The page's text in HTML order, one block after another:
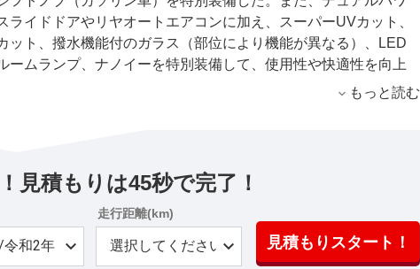
ライドドアやリヤオートエアコンに加え、スーパーUVカット、
ット、撥水機能付のガラス（部位により機能が異なる）、LED
ームランプ、ナノイーを特別装備して、使用性や快適性を向上
もっと読む
見積もりは45秒で完了！
走行距離(km)
見積もりスタート！